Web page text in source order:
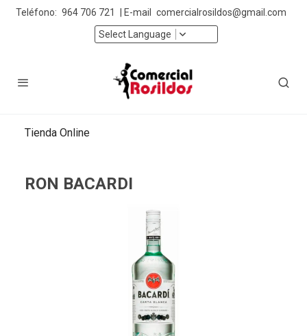
Teléfono: 964 706 721 | E-mail
comercialrosildos@gmail.com
Select Language
Tienda Online
RON BACARDI